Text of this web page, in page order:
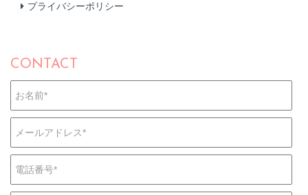
プライバシーポリシー
CONTACT